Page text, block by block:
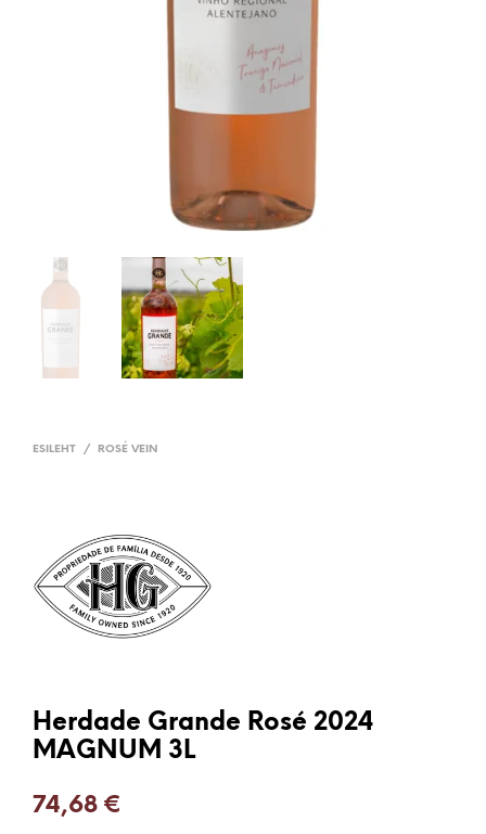
ESILEHT / ROSÉ VEIN
Herdade Grande Rosé 2024
MAGNUM 3L
74,68 €